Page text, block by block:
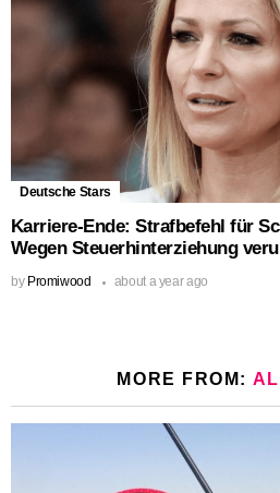
Deutsche Stars
Karriere-Ende: Strafbefehl für
Wegen Steuerhinterziehung
by Promiwood about a year ago
MORE FROM: